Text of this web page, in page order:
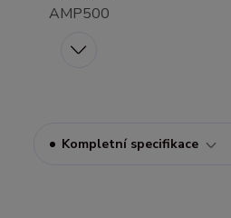
Kompletní specifikace